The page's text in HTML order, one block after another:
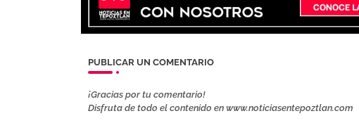
PUBLICAR UN COMENTARIO
¡Gracias por tu comentario!
Disfruta de todo el contenido en www.noticiasentepoztlan.com